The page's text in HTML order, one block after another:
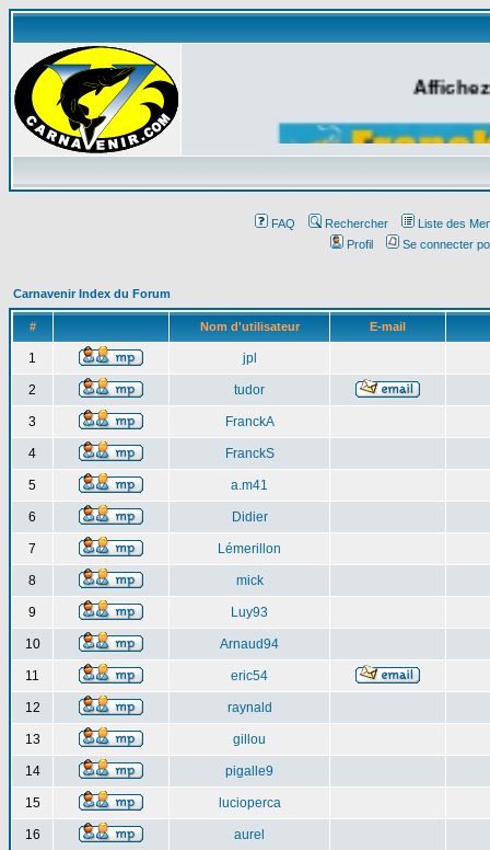
FAQ Rechercher
Liste des
Profil
Se connecter
Carnavenir Index du Forum
# Nom d'utilisateur E-mail
1 jpl
2 tudor
3 FranckA
4 FranckS
5 a.m41
6 Didier
7 Lémerillon
8 mick
9 Luy93
10 Arnaud94
11 eric54
12 raynald
13 gillou
14 pigalle9
15 lucioperca
16 aurel